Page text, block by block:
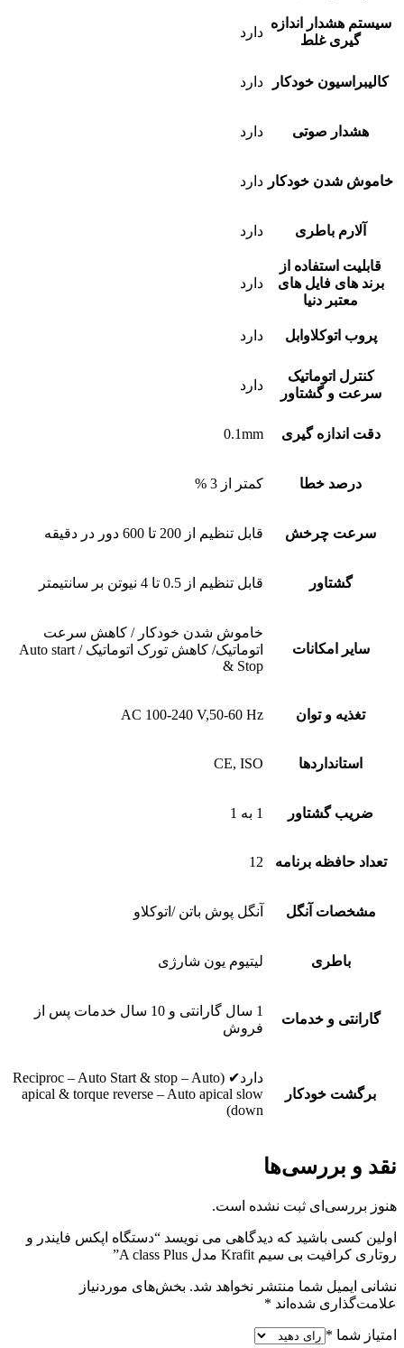
سیستم هشدار اندازه
گیری غلط
دارد
کالیبراسیون خودکار دارد
هشدار صوتی دارد
خاموش شدن خودکار دارد
آلارم باطری دارد
قابلیت استفاده از
برند های فایل های
معتبر دنیا
دارد
پروب اتوکلاوابل دارد
کنترل اتوماتیک
سرعت و گشتاور
دارد
دقت اندازه گیری 0.1mm
درصد خطا کمتر از 3 %
سرعت چرخش قابل تنظیم از 200 تا 600 دور در دقیقه
گشتاور قابل تنظیم از 0.5 تا 4 نیوتن بر سانتیمتر
سایر امکانات
خاموش شدن خودکار / کاهش سرعت
اتوماتیک/ کاهش تورک اتوماتیک / Auto start
& Stop
تغذیه و توان AC 100-240 V,50-60 Hz
استانداردها CE, ISO
ضریب گشتاور 1 به 1
تعداد حافظه برنامه 12
مشخصات آنگل آنگل پوش باتن /اتوکلاو
باطری لیتیوم یون شارژی
گارانتی و خدمات
1 سال گارانتی و 10 سال خدمات پس از
فروش
برگشت خودکار
دارد✔ (Reciproc – Auto Start & stop – Auto
apical & torque reverse – Auto apical slow
down)
نقد و بررسی‌ها
هنوز بررسی‌ای ثبت نشده است.
اولین کسی باشید که دیدگاهی می نویسد “دستگاه اپکس فایندر و
روتاری کرافیت بی سیم Krafit مدل A class Plus”
نشانی ایمیل شما منتشر نخواهد شد. بخش‌های موردنیاز
علامت‌گذاری شده‌اند *
امتیاز شما *